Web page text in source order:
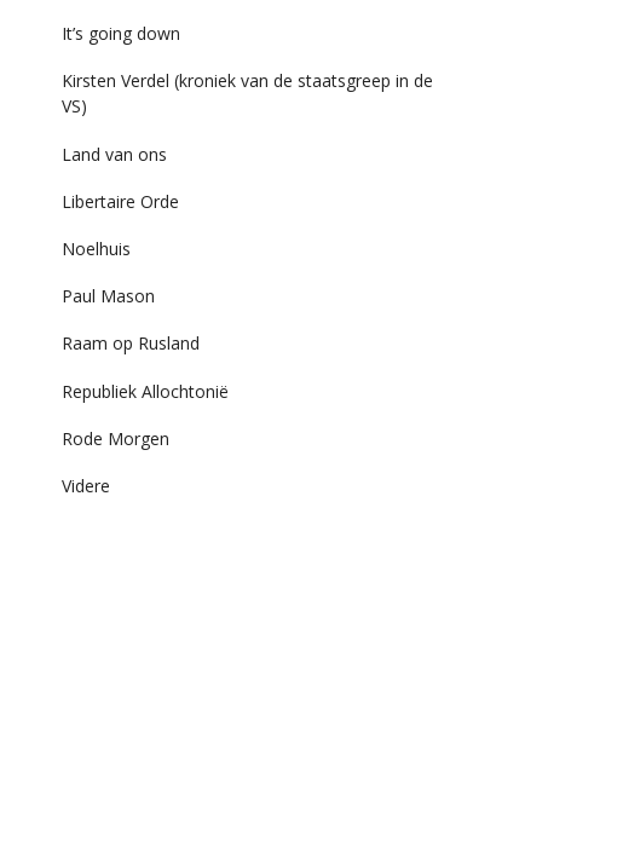
It’s going down
Kirsten Verdel (kroniek van de staatsgreep in de
VS)
Land van ons
Libertaire Orde
Noelhuis
Paul Mason
Raam op Rusland
Republiek Allochtonië
Rode Morgen
Videre